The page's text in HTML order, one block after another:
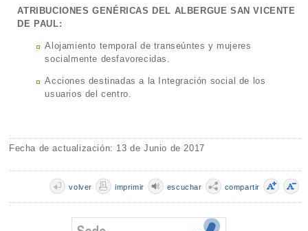
ATRIBUCIONES GENÉRICAS DEL ALBERGUE SAN VICENTE
DE PAUL:
Alojamiento temporal de transeúntes y mujeres
socialmente desfavorecidas.
Acciones destinadas a la Integración social de los
usuarios del centro.
Fecha de actualización: 13 de Junio de 2017
compartir
escuchar
imprimir
volver